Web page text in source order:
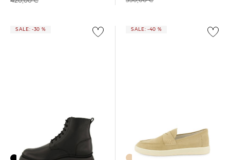
SALE: -30 % SALE: -40 %